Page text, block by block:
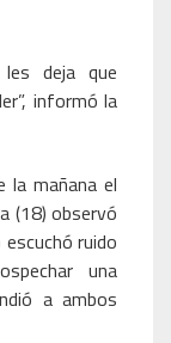
deja que
informó la
la mañana el
(18) observó
ruido
una
a ambos